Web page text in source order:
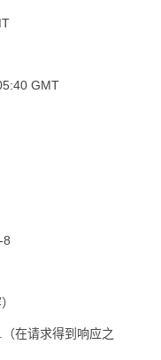
GMT
8
.（在请求得到响应之